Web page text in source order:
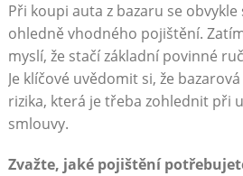
Při koupi auta z bazaru se
ohledně vhodného pojištění.
myslí, že stačí základní povinné
Je klíčové uvědomit si, že
rizika, která je třeba zohlednit při
smlouvy.
Zvažte, jaké pojištění